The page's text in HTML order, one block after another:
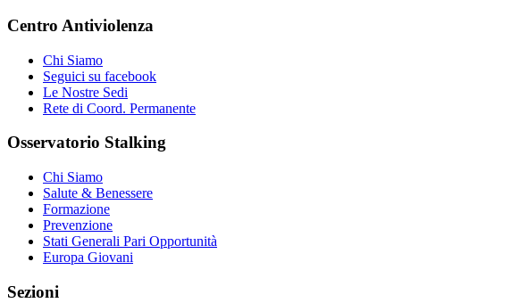
Centro Antiviolenza
Chi Siamo
Seguici su facebook
Le Nostre Sedi
Rete di Coord. Permanente
Osservatorio Stalking
Chi Siamo
Salute & Benessere
Formazione
Prevenzione
Stati Generali Pari Opportunità
Europa Giovani
Sezioni